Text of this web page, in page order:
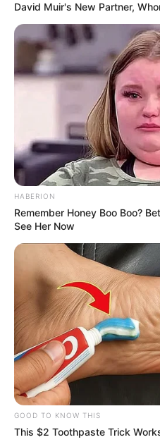
David Muir's New Partner,
HABERION
Remember Honey Boo Boo?
See Her Now
GOOD TO KNOW THIS
This $2 Toothpaste Trick